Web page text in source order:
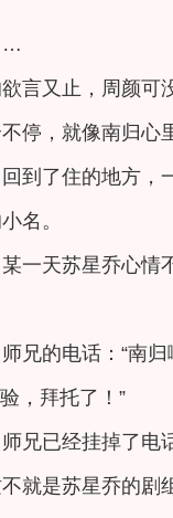
言又止，周颜
停，就像南归心
到了住的地方
名。
一天苏星乔心
兄的电话：“南
，拜托了！”
兄已经挂掉了
就是苏星乔的剧